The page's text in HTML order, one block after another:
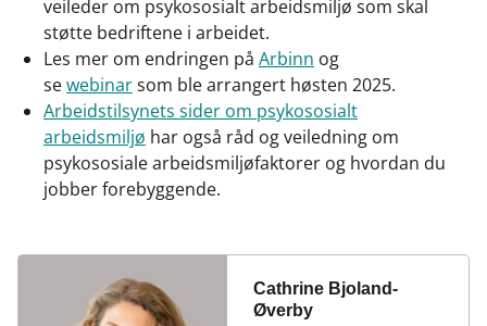
veileder om psykososialt arbeidsmiljø som skal
støtte bedriftene i arbeidet.
Les mer om endringen på Arbinn og
sewebinarsom ble arrangert høsten 2025.
Arbeidstilsynets sider om psykososialt
arbeidsmiljø har også råd og veiledning om
psykososiale arbeidsmiljøfaktorer og hvordan du
jobber forebyggende.
Cathrine Bjoland-
Øverby